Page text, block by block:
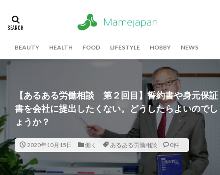
BEAUTY HEALTH FOOD LIFESTYLE HOBBY NEWS
【あるある労働相談 第２回目】誓約書や身元保証
書を会社に提出したくない。どうしたらよいのでし
ょうか？
2020年10月15日 働く あるある労働相談 0件